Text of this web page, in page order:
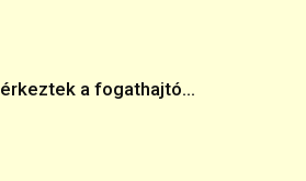
a fogathajtó...